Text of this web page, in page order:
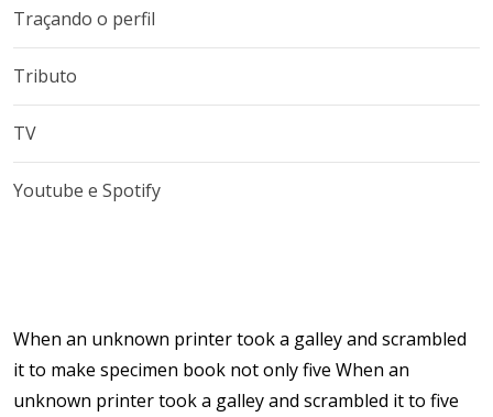
Traçando o perfil
Tributo
TV
Youtube e Spotify
When an unknown printer took a galley and scrambled
it to make specimen book not only five When an
unknown printer took a galley and scrambled it to five